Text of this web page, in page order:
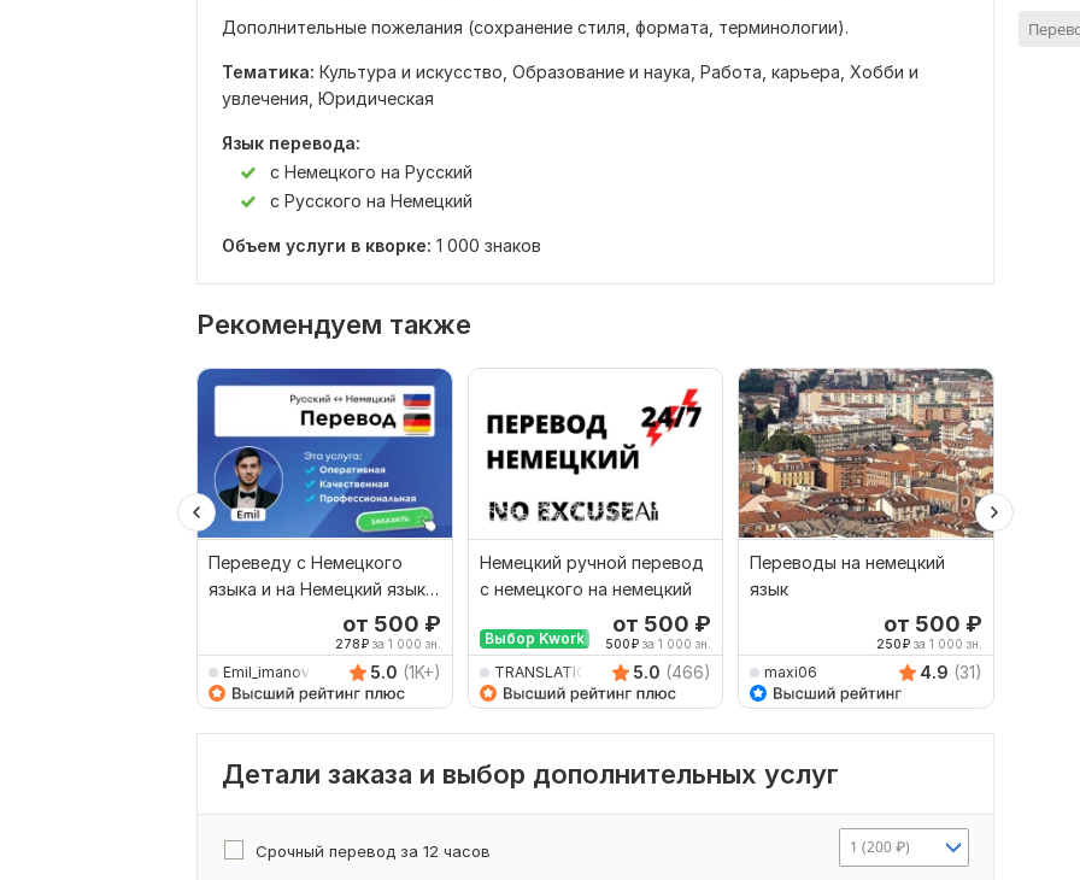
Дополнительные пожелания (сохранение стиля, формата, терминологии).
Тематика: Культура и искусство, Образование и наука, Работа, карьера, Хобби и
увлечения, Юридическая
Язык перевода:
с Немецкого на Русский
с Русского на Немецкий
Объем услуги в кворке: 1 000 знаков
Рекомендуем также
Переведу с Немецкого
языка и на Немецкий язык
от носителя языкаот 500 ₽
278₽за 1 000 зн.
Emil_imanov 5.0 (1K+)
Немецкий ручной перевод
с немецкого на немецкий
Выбор Kwork
от 500 ₽
500₽ за 1 000 зн.
TRANSLATION24ON75.0 (466)
Переводы на немецкий
язык
от 500 ₽
250₽за 1 000 зн.
maxi06 4.9 (31)
Детали заказа и выбор дополнительных услуг
Срочный перевод за 12 часов 1 (200 ₽)